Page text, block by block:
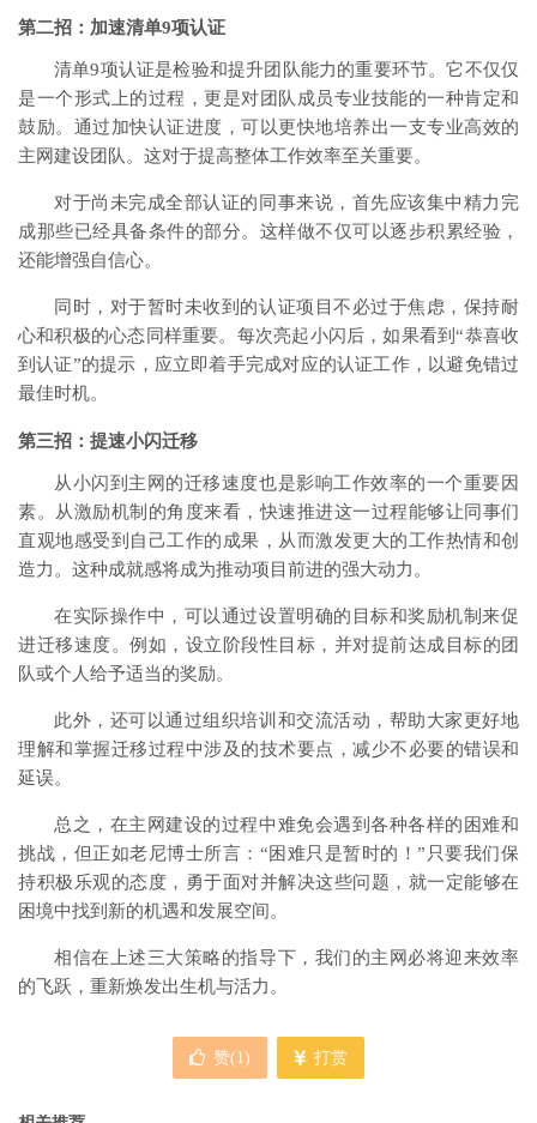
第二招：加速清单9项认证
清单9项认证是检验和提升团队能力的重要环节。它不仅仅
是一个形式上的过程，更是对团队成员专业技能的一种肯定和
鼓励。通过加快认证进度，可以更快地培养出一支专业高效的
主网建设团队。这对于提高整体工作效率至关重要。
对于尚未完成全部认证的同事来说，首先应该集中精力完
成那些已经具备条件的部分。这样做不仅可以逐步积累经验，
还能增强自信心。
同时，对于暂时未收到的认证项目不必过于焦虑，保持耐
心和积极的心态同样重要。每次亮起小闪后，如果看到“恭喜收
到认证”的提示，应立即着手完成对应的认证工作，以避免错过
最佳时机。
第三招：提速小闪迁移
从小闪到主网的迁移速度也是影响工作效率的一个重要因
素。从激励机制的角度来看，快速推进这一过程能够让同事们
直观地感受到自己工作的成果，从而激发更大的工作热情和创
造力。这种成就感将成为推动项目前进的强大动力。
在实际操作中，可以通过设置明确的目标和奖励机制来促
进迁移速度。例如，设立阶段性目标，并对提前达成目标的团
队或个人给予适当的奖励。
此外，还可以通过组织培训和交流活动，帮助大家更好地
理解和掌握迁移过程中涉及的技术要点，减少不必要的错误和
延误。
总之，在主网建设的过程中难免会遇到各种各样的困难和
挑战，但正如老尼博士所言：“困难只是暂时的！”只要我们保
持积极乐观的态度，勇于面对并解决这些问题，就一定能够在
困境中找到新的机遇和发展空间。
相信在上述三大策略的指导下，我们的主网必将迎来效率
的飞跃，重新焕发出生机与活力。
赞(1) 打赏